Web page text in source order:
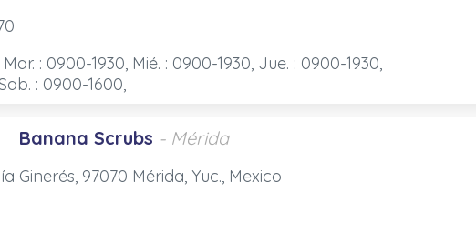
: 0900-1930, Mié. : 0900-1930, Jue. : 0900-1930,
: 0900-1600,
Banana Scrubs - Mérida
Ginerés, 97070 Mérida, Yuc., Mexico